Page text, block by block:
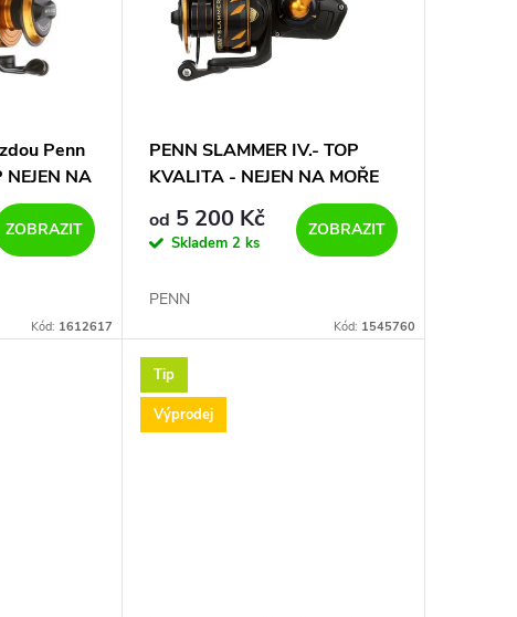
Penn
NA
ZOBRAZIT
Kód: 1612617
PENN SLAMMER IV.- TOP
KVALITA - NEJEN NA MOŘE
od 5 200 Kč
Skladem 2 ks
ZOBRAZIT
PENN
Kód: 1545760
Tip
Výprodej